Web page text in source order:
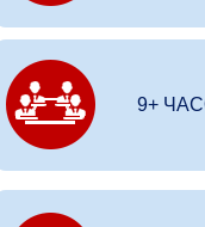
9+